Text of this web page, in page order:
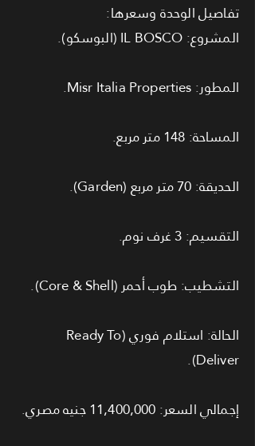
تفاصيل الوحدة وسعرها:
المشروع: IL BOSCO (البوسكو).
المطور: Misr Italia Properties.
المساحة: 148 متر مربع.
الحديقة: 70 متر مربع (Garden).
التقسيم: 3 غرف نوم.
التشطيب: طوب أحمر (Core & Shell).
الحالة: استلام فوري (Ready To
Deliver).
إجمالي السعر: 11,400,000 جنيه مصري.